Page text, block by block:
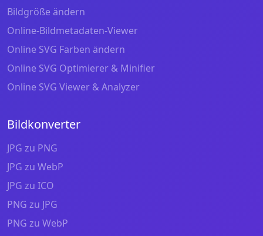
Bildgröße ändern
Online-Bildmetadaten-Viewer
Online SVG Farben ändern
Online SVG Optimierer & Minifier
Online SVG Viewer & Analyzer
Bildkonverter
JPG zu PNG
JPG zu WebP
JPG zu ICO
PNG zu JPG
PNG zu WebP